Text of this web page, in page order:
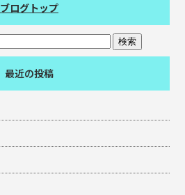
ブログトップ
最近の投稿